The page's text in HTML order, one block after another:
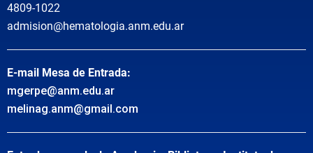
4809-1022
admision@hematologia.anm.edu.ar
E-mail Mesa de Entrada:
mgerpe@anm.edu.ar
melinag.anm@gmail.com